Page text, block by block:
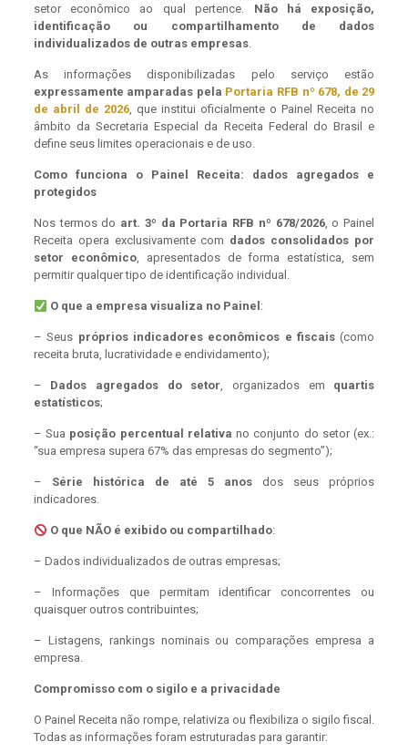
setor econômico ao qual pertence. Não há exposição,
identificação ou compartilhamento de dados
individualizados de outras empresas.
As informações disponibilizadas pelo serviço estão
expressamente amparadas pela Portaria RFB nº 678, de 29
de abril de 2026, que institui oficialmente o Painel Receita no
âmbito da Secretaria Especial da Receita Federal do Brasil e
define seus limites operacionais e de uso.
Como funciona o Painel Receita: dados agregados e
protegidos
Nos termos do art. 3º da Portaria RFB nº 678/2026, o Painel
Receita opera exclusivamente com dados consolidados por
setor econômico, apresentados de forma estatística, sem
permitir qualquer tipo de identificação individual.
O que a empresa visualiza no Painel :
– Seus próprios indicadores econômicos e fiscais(como
receita bruta, lucratividade e endividamento);
– Dados agregados do setor, organizados em quartis
estatísticos;
– Sua posição percentual relativa no conjunto do setor (ex.:
“sua empresa supera 67% das empresas do segmento”);
– Série histórica de até 5 anos dos seus próprios
indicadores.
O que NÃO é exibido ou compartilhado:
– Dados individualizados de outras empresas;
– Informações que permitam identificar concorrentes ou
quaisquer outros contribuintes;
– Listagens, rankings nominais ou comparações empresa a
empresa.
Compromisso com o sigilo e a privacidade
O Painel Receita não rompe, relativiza ou flexibiliza o sigilo fiscal.
Todas as informações foram estruturadas para garantir: